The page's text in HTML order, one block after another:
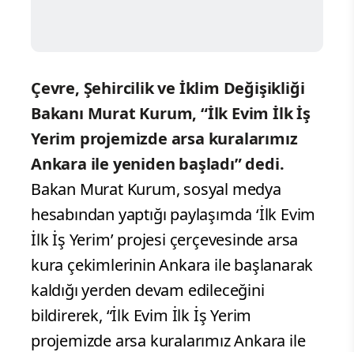
Çevre, Şehircilik ve İklim Değişikliği
Bakanı Murat Kurum, “İlk Evim İlk İş
Yerim projemizde arsa kuralarımız
Ankara ile yeniden başladı” dedi.
Bakan Murat Kurum, sosyal medya
hesabından yaptığı paylaşımda ‘İlk Evim
İlk İş Yerim’ projesi çerçevesinde arsa
kura çekimlerinin Ankara ile başlanarak
kaldığı yerden devam edileceğini
bildirerek, “İlk Evim İlk İş Yerim
projemizde arsa kuralarımız Ankara ile